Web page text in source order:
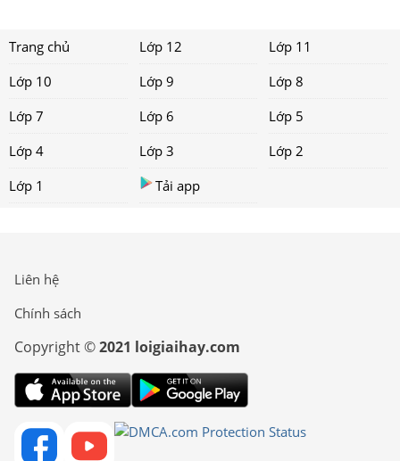
Trang chủ Lớp 12
Lớp 11
Lớp 10
Lớp 9
Lớp 8
Lớp 7
Lớp 6
Lớp 5
Lớp 4
Lớp 3
Lớp 2
Lớp 1
Tải app
Liên hệ
Chính sách
Copyright ©2021 loigiaihay.com